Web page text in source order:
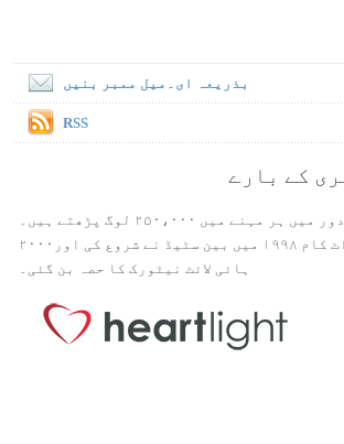
بذریعہ ای۔میل ممبر بنیں
RSS
کے بارے
آج کی آیت موجودہ دور میں ہر مہنے میں ۲۵۰،۰۰۰ لوگ پڑھتے ہیں۔
ورس آف دا ڈے ڈاٹ کام ۱۹۹۸ میں بین سٹیڈ نے شروع کی اور۲۰۰۰
ہائی لائٹ نیٹورک کا حصہ بن گئی۔